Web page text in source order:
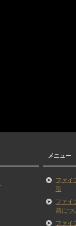
メニュー
ファイ
引
ファイ
典につ
ファイ